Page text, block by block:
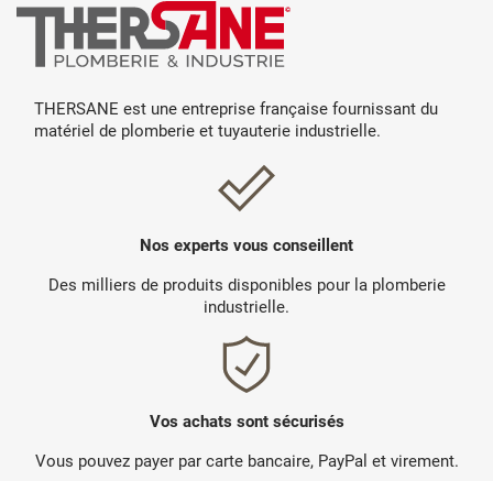
THERSANE est une entreprise française fournissant du
matériel de plomberie et tuyauterie industrielle.
Nos experts vous conseillent
Des milliers de produits disponibles pour la plomberie
industrielle.
Vos achats sont sécurisés
Vous pouvez payer par carte bancaire, PayPal et virement.